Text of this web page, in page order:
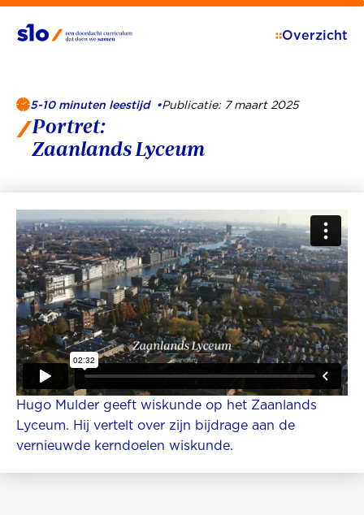
Overzicht
5-10 minuten leestijd•Publicatie: 7 maart 2025
Portret:
Zaanlands Lyceum
Hugo Mulder geeft wiskunde op het Zaanlands
Lyceum. Hij vertelt over zijn bijdrage aan de
vernieuwde kerndoelen wiskunde.